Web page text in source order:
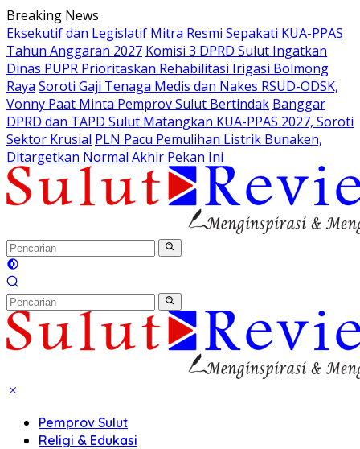
Langsung
ke
konten
Breaking News
Eksekutif dan Legislatif Mitra Resmi Sepakati KUA-PPAS
Tahun Anggaran 2027 Komisi 3 DPRD Sulut Ingatkan
Dinas PUPR Prioritaskan Rehabilitasi Irigasi Bolmong
Raya Soroti Gaji Tenaga Medis dan Nakes RSUD-ODSK,
Vonny Paat Minta Pemprov Sulut Bertindak Banggar
DPRD dan TAPD Sulut Matangkan KUA-PPAS 2027, Soroti
Sektor Krusial PLN Pacu Pemulihan Listrik Bunaken,
Ditargetkan Normal Akhir Pekan Ini
Pemprov Sulut
Religi & Edukasi